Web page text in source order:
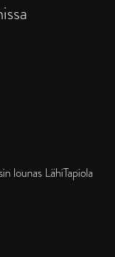
lounas LähiTapiola